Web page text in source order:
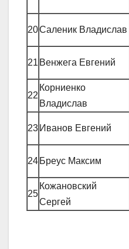
20Саленик Владислав
21 Венжега Евгений
22
Корниенко
Владислав
23 Иванов Евгений
24 Бреус Максим
25
Кожановский
Сергей